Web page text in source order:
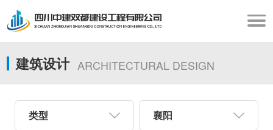
建筑设计 ARCHITECTURAL DESIGN
类型 襄阳